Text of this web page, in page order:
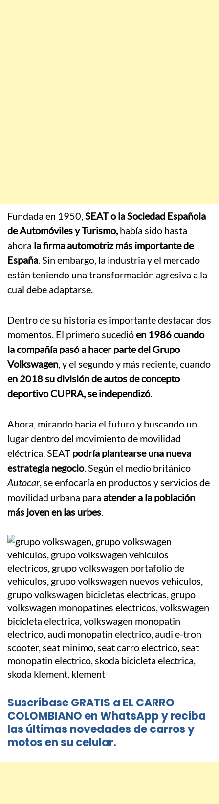
Fundada en 1950,SEAT o la Sociedad Española
de Automóviles y Turismo,había sido hasta
ahora la firma automotriz más importante de
España. Sin embargo, la industria y el mercado
están teniendo una transformación agresiva a la
cual debe adaptarse.
Dentro de su historia es importante destacar dos
momentos. El primero sucedióen 1986 cuando
la compañía pasó a hacer parte del Grupo
Volkswagen, y el segundo y más reciente, cuando
en 2018 su división de autos de concepto
deportivo CUPRA, se independizó.
Ahora, mirando hacia el futuro y buscando un
lugar dentro del movimiento de movilidad
eléctrica, SEAT podría plantearse una nueva
estrategia negocio. Según el medio británico
Autocar, se enfocaría en productos y servicios de
movilidad urbana para atender a la población
más joven en las urbes.
Suscríbase GRATIS a EL CARRO
COLOMBIANO en WhatsApp y reciba
las últimas novedades de carros y
motos en su celular.